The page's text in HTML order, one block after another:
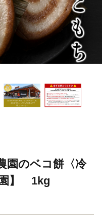
のベコ餅〈冷
園】 1kg